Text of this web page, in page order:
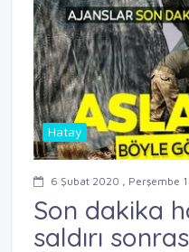
Hatay
6 Şubat 2020 , Perşembe
Son dakika
saldırı